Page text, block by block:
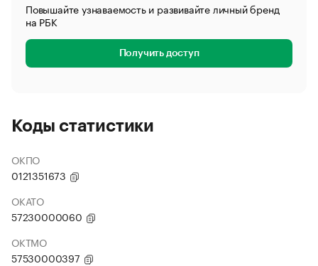
Повышайте узнаваемость и развивайте личный бренд
на РБК
Получить доступ
Коды статистики
ОКПО
0121351673
ОКАТО
57230000060
ОКТМО
57530000397